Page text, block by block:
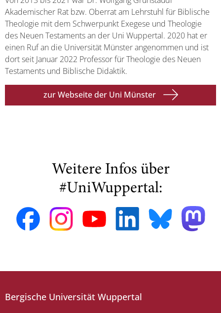
Akademischer Rat bzw. Oberrat am Lehrstuhl für Biblische
Theologie mit dem Schwerpunkt Exegese und Theologie
des Neuen Testaments an der Uni Wuppertal. 2020 hat er
einen Ruf an die Universität Münster angenommen und ist
dort seit Januar 2022 Professor für Theologie des Neuen
Testaments und Biblische Didaktik.
zur Webseite der Uni Münster
Weitere Infos über
#UniWuppertal:
Bergische Universität Wuppertal